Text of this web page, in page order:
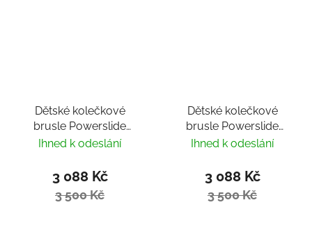
Dětské kolečkové
brusle Powerslide
Universe 4W Red
Ihned k odeslání
3 088 Kč
3 500 Kč
Dětské kolečkové
brusle Powerslide
Universe 4W Pink II
Ihned k odeslání
3 088 Kč
3 500 Kč